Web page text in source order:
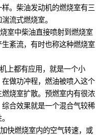
。柴油发动机的燃烧室有三
流式燃烧室。
室中柴油直接喷射到燃烧室
紊流，有时也称这种燃烧室
上都有应用，就是一个小
做功冲程，燃油被喷入这个
烧室扩散。预燃室内有很浓
合效果就是一个混合气较稀
快燃烧室内的空气转速，或